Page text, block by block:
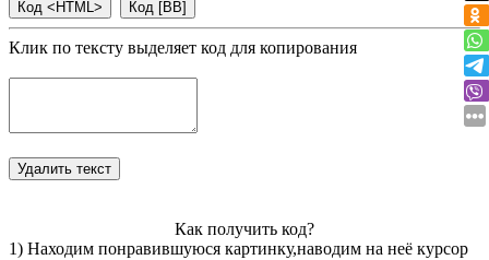
Клик по тексту выделяет код для копирования
Как получить код?
1) Находим понравившуюся картинку,наводим на неё курсор